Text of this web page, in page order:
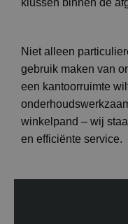
klussen binnen de
Niet alleen
gebruik maken van
een kantoorruimte
winkelpand – wij
en efficiënte service.